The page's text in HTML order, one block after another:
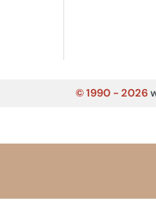
© 1990 - 2026